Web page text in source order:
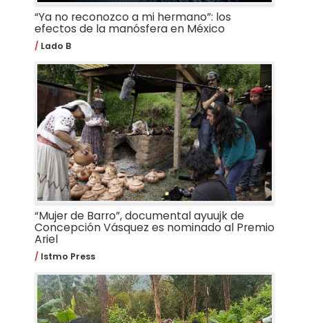
“Ya no reconozco a mi hermano”: los
efectos de la manósfera en México
Lado B
“Mujer de Barro”, documental ayuujk de
Concepción Vásquez es nominado al Premio
Ariel
Istmo Press